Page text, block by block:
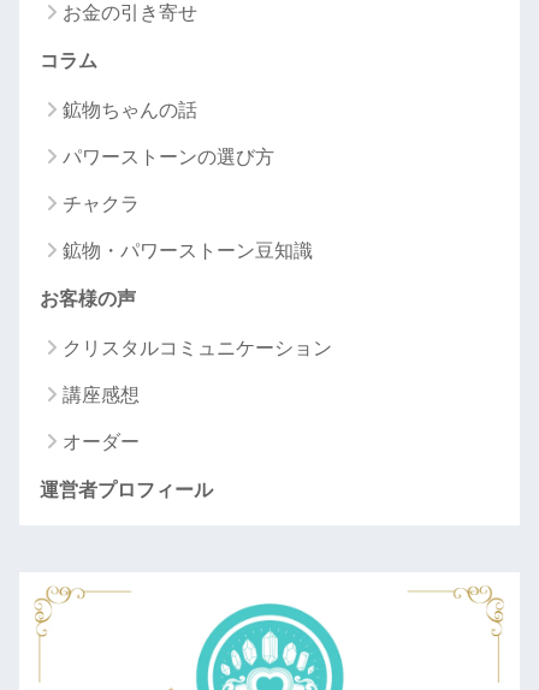
お金の引き寄せ
コラム
鉱物ちゃんの話
パワーストーンの選び方
チャクラ
鉱物・パワーストーン豆知識
お客様の声
クリスタルコミュニケーション
講座感想
オーダー
運営者プロフィール